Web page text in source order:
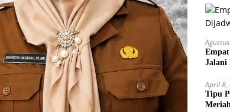
Jalani
April 8,
Tipu